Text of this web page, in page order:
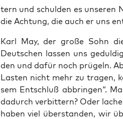
tern und schul­den es unse­ren
die Ach­tung, die auch er uns
Karl May, der gro­ße Sohn
Deut­schen las­sen uns
den und dafür noch prü­geln.
Las­ten nicht mehr zu tra­gen,
sem Ent­schluß abbrin­gen“.
dadurch ver­bit­tern? Oder
haben viel über­stan­den, wir